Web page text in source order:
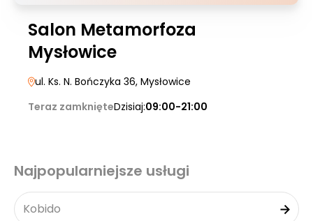
Salon Metamorfoza
Mysłowice
ul. Ks. N. Bończyka 36, Mysłowice
Teraz zamknięteDzisiaj:09:00-21:00
Najpopularniejsze usługi
Kobido